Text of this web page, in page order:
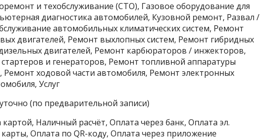
и техобслуживание (СТО), Газовое оборудование для
диагностика автомобилей, Кузовной ремонт, Развал /
автомобильных климатических систем, Ремонт
двигателей, Ремонт выхлопных систем, Ремонт гибридных
двигателей, Ремонт карбюраторов / инжекторов,
и генераторов, Ремонт топливной аппаратуры
Ремонт ходовой части автомобиля, Ремонт электронных
Услуг
(по предварительной записи)
Наличный расчёт, Оплата через банк, Оплата эл.
Оплата по QR-коду, Оплата через приложение